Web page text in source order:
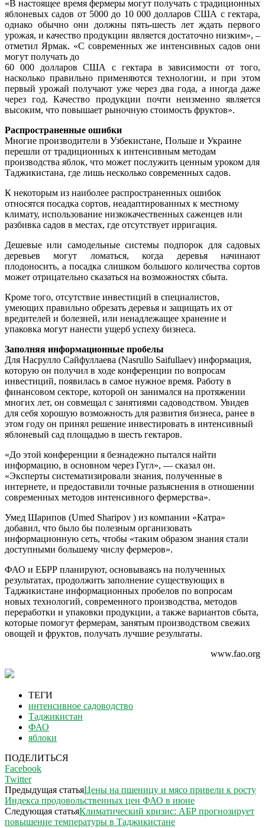
«В настоящее время фермеры могут получать с традиционных
яблоневых садов от 5000 до 10 000 долларов США с гектара,
однако обычно они должны пять-шесть лет ждать первого
урожая, и качество продукции является достаточно низким», –
отметил Ярмак. «С современных же интенсивных садов они
могут получать до
60 000 долларов США с гектара в зависимости от того,
насколько правильно применяются технологии, и при этом
первый урожай получают уже через два года, а иногда даже
через год. Качество продукции почти неизменно является
высоким, что повышает рыночную стоимость фруктов».
Распространенные ошибки
Многие производители в Узбекистане, Польше и Украине
перешли от традиционных к интенсивным методам
производства яблок, что может послужить ценным уроком для
Таджикистана, где лишь несколько современных садов.
К некоторым из наиболее распространенных ошибок
относятся посадка сортов, неадаптированных к местному
климату, использование низкокачественных саженцев или
разбивка садов в местах, где отсутствует ирригация.
Дешевые или самодельные системы подпорок для садовых
деревьев могут ломаться, когда деревья начинают
плодоносить, а посадка слишком большого количества сортов
может отрицательно сказаться на возможностях сбыта.
Кроме того, отсутствие инвестиций в специалистов,
умеющих правильно обрезать деревья и защищать их от
вредителей и болезней, или ненадлежащее хранение и
упаковка могут нанести ущерб успеху бизнеса.
Заполняя информационные пробелы
Для Насрулло Сайфуллаева (Nasrullo Saifullaev) информация,
которую он получил в ходе конференции по вопросам
инвестиций, появилась в самое нужное время. Работу в
финансовом секторе, которой он занимался на протяжении
многих лет, он совмещал с занятиями садоводством. Увидев
для себя хорошую возможность для развития бизнеса, ранее в
этом году он принял решение инвестировать в интенсивный
яблоневый сад площадью в шесть гектаров.
«До этой конференции я безнадежно пытался найти
информацию, в основном через Гугл», — сказал он.
«Эксперты систематизировали знания, полученные в
интернете, и предоставили точные разъяснения в отношении
современных методов интенсивного фермерства».
Умед Шарипов (Umed Sharipov ) из компании «Катра»
добавил, что было бы полезным организовать
информационную сеть, чтобы «таким образом знания стали
доступными большему числу фермеров».
ФАО и ЕБРР планируют, основываясь на полученных
результатах, продолжить заполнение существующих в
Таджикистане информационных пробелов по вопросам
новых технологий, современного производства, методов
переработки и упаковки продукции, а также вариантов сбыта,
которые помогут фермерам, занятым производством свежих
овощей и фруктов, получать лучшие результаты.
www.fao.org
ТЕГИ
интенсивное садоводство
Таджикистан
ФАО
яблоки
ПОДЕЛИТЬСЯ
Facebook
Twitter
Предыдущая статьяЦены на пшеницу и мясо привели к росту
Индекса продовольственных цен ФАО в июне
Следующая статьяКлиматический кризис: АБР прогнозирует
повышение температуры в Таджикистане